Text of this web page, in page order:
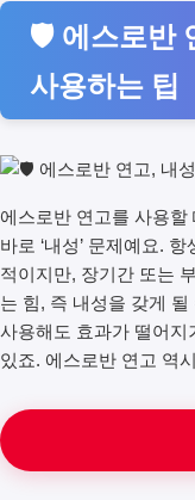
🛡️ 에스로반
사용하는 팁
에스로반 연고를 사용
바로 ‘내성’ 문제예요.
적이지만, 장기간 또는
는 힘, 즉 내성을 갖게
사용해도 효과가 떨어지
있죠. 에스로반 연고 역